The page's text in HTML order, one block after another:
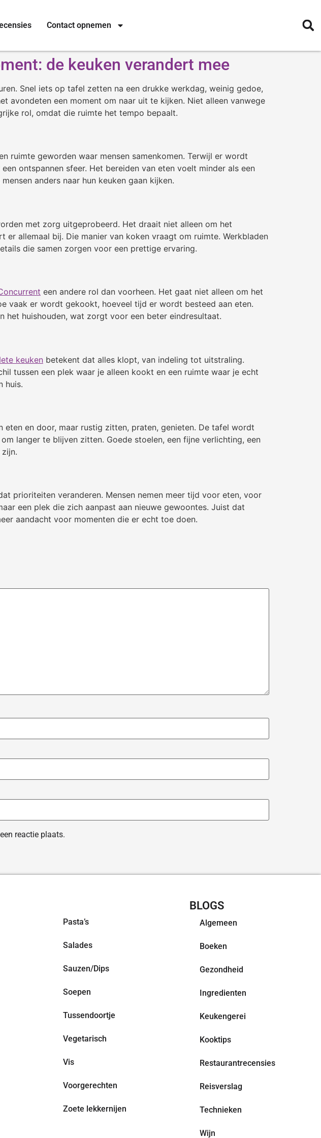
Contact opnemen
de keuken verandert mee
Snel iets op tafel zetten na een drukke werkdag, weinig gedoe,
avondeten een moment om naar uit te kijken. Niet alleen vanwege
rol, omdat die ruimte het tempo bepaalt.
ruimte geworden waar mensen samenkomen. Terwijl er wordt
ontspannen sfeer. Het bereiden van eten voelt minder als een
anders naar hun keuken gaan kijken.
met zorg uitgeprobeerd. Het draait niet alleen om het
allemaal bij. Die manier van koken vraagt om ruimte. Werkbladen
die samen zorgen voor een prettige ervaring.
een andere rol dan voorheen. Het gaat niet alleen om het
vaak er wordt gekookt, hoeveel tijd er wordt besteed aan eten.
huishouden, wat zorgt voor een beter eindresultaat.
keuken betekent dat alles klopt, van indeling tot uitstraling.
tussen een plek waar je alleen kookt en een ruimte waar je echt
huis.
en door, maar rustig zitten, praten, genieten. De tafel wordt
langer te blijven zitten. Goede stoelen, een fijne verlichting, een
prioriteiten veranderen. Mensen nemen meer tijd voor eten, voor
een plek die zich aanpast aan nieuwe gewoontes. Juist dat
aandacht voor momenten die er echt toe doen.
reactie plaats.
Pasta’s
Salades
Sauzen/Dips
Soepen
Tussendoortje
Vegetarisch
Vis
Voorgerechten
Zoete lekkernijen
BLOGS
Algemeen
Boeken
Gezondheid
Ingredienten
Keukengerei
Kooktips
Restaurantrecensies
Reisverslag
Technieken
Wijn